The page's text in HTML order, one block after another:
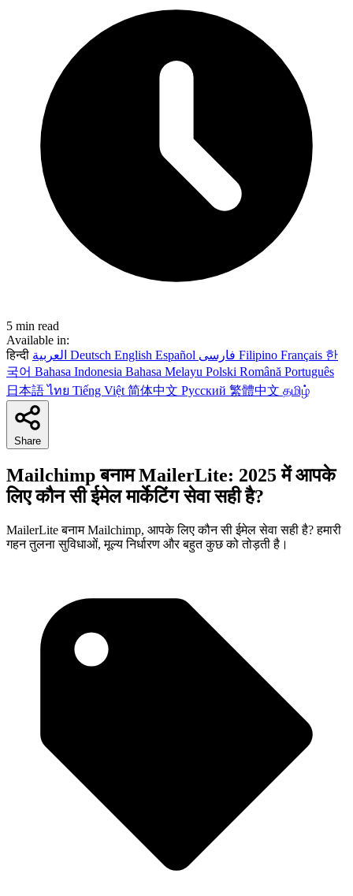
5 min read
Available in:
हिन्दी
Deutsch English Español Filipino Français 한
국어 Bahasa Indonesia Bahasa Melayu Polski Română Português
日本語ไทย Tiếng Việt 简体中文 Русский 繁體中文 தமிழ்
Share
Mailchimp बनाम MailerLite: 2025 में आपके
लिए कौन सी ईमेल मार्केटिंग सेवा सही है?
MailerLite बनाम Mailchimp, आपके लिए कौन सी ईमेल सेवा सही है? हमारी
गहन तुलना सुविधाओं, मूल्य निर्धारण और बहुत कुछ को तोड़ती है।